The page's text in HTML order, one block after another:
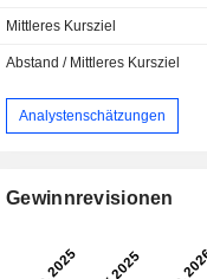
Mittleres Kursziel
Abstand / Mittleres Kursziel
Analystenschätzungen
Gewinnrevisionen